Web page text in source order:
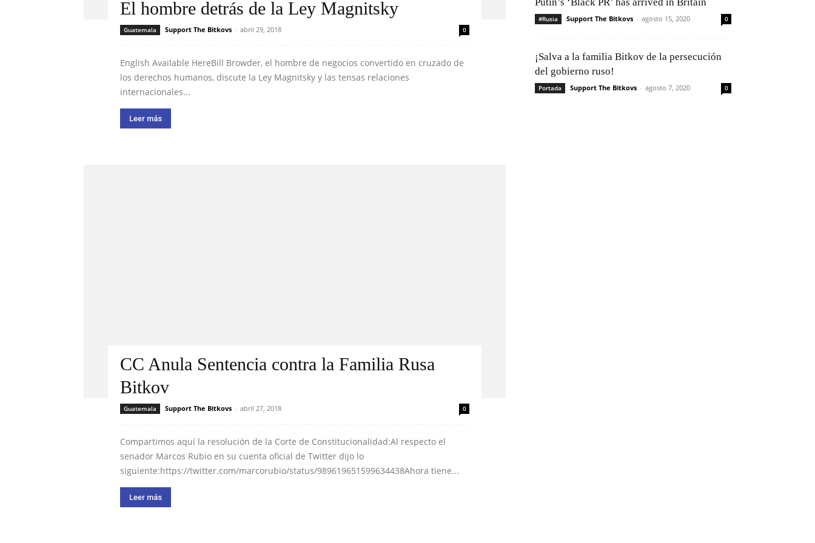
El hombre detrás de la Ley Magnitsky
Guatemala Support The Bitkovs - abril 29, 2018 0
English Available HereBill Browder, el hombre de negocios convertido en cruzado de
los derechos humanos, discute la Ley Magnitsky y las tensas relaciones
internacionales...
Leer más
CC Anula Sentencia contra la Familia Rusa
Bitkov
Guatemala Support The Bitkovs - abril 27, 2018 0
Compartimos aquí la resolución de la Corte de Constitucionalidad:Al respecto el
senador Marcos Rubio en su cuenta oficial de Twitter dijo lo
siguiente:https://twitter.com/marcorubio/status/989619651599634438Ahora tiene...
Leer más
#Rusia Support The Bitkovs - agosto 15, 2020 0
¡Salva a la familia Bitkov de la persecución
del gobierno ruso!
Portada Support The Bitkovs - agosto 7, 2020 0